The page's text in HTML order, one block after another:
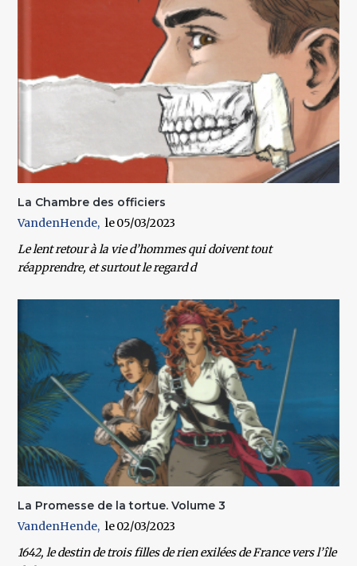
La Chambre des officiers
VandenHende
05/03/2023
Le lent retour à la vie d’hommes qui doivent tout
réapprendre, et surtout le regard d
La Promesse de la tortue. Volume 3
VandenHende
02/03/2023
1642, le destin de trois filles de rien exilées de France vers l’île